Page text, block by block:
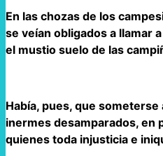
En las chozas de los
se veían obligados a llamar
el mustio suelo de las
Había, pues, que
inermes desamparados, en
quienes toda injusticia e